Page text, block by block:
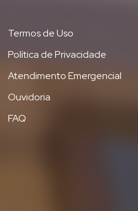
Termos de Uso
Política de Privacidade
Atendimento Emergencial
Ouvidoria
FAQ